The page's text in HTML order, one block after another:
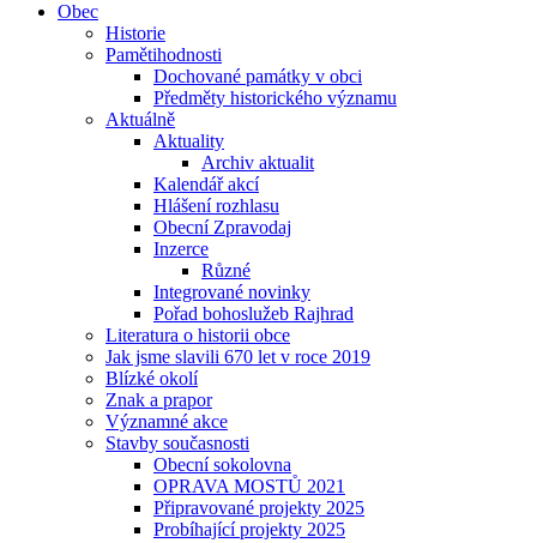
Obec
Historie
Pamětihodnosti
Dochované památky v obci
Předměty historického významu
Aktuálně
Aktuality
Archiv aktualit
Kalendář akcí
Hlášení rozhlasu
Obecní Zpravodaj
Inzerce
Různé
Integrované novinky
Pořad bohoslužeb Rajhrad
Literatura o historii obce
Jak jsme slavili 670 let v roce 2019
Blízké okolí
Znak a prapor
Významné akce
Stavby současnosti
Obecní sokolovna
OPRAVA MOSTŮ 2021
Připravované projekty 2025
Probíhající projekty 2025